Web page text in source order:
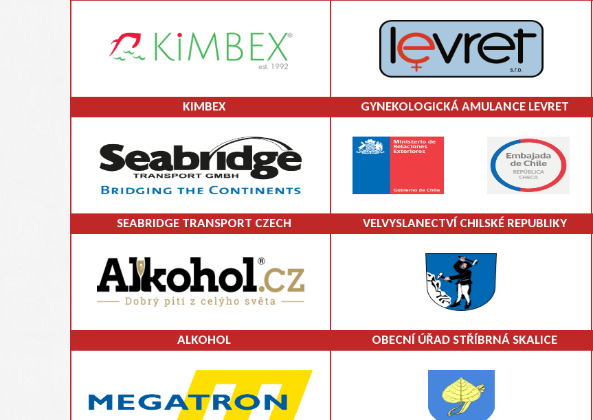
KIMBEX GYNEKOLOGICKÁ AMULANCE LEVRET
SEABRIDGE TRANSPORT CZECH VELVYSLANECTVÍ CHILSKÉ REPUBLIKY
ALKOHOL OBECNÍ ÚŘAD STŘÍBRNÁ SKALICE